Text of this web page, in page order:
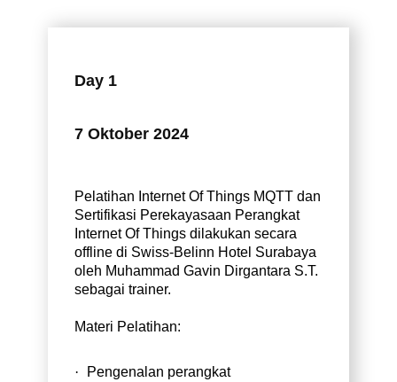
Day 1
7 Oktober 2024
Pelatihan Internet Of Things MQTT dan
Sertifikasi Perekayasaan Perangkat
Internet Of Things dilakukan secara
offline di Swiss-Belinn Hotel Surabaya
oleh Muhammad Gavin Dirgantara S.T.
sebagai trainer.
Materi Pelatihan:
·
Pengenalan perangkat